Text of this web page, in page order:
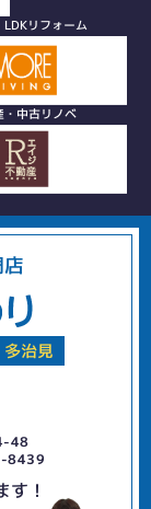
LDKリフォーム
・中古リノベ
治見
48
8439
！